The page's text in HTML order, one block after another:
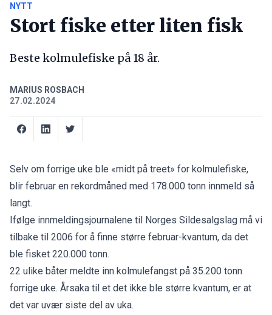
NYTT
Stort fiske etter liten fisk
Beste kolmulefiske på 18 år.
MARIUS ROSBACH
27.02.2024
Selv om forrige uke ble «midt på treet» for kolmulefiske,
blir februar en rekordmåned med 178.000 tonn innmeld så
langt.
Ifølge innmeldingsjournalene til Norges Sildesalgslag må vi
tilbake til 2006 for å finne større februar-kvantum, da det
ble fisket 220.000 tonn.
22 ulike båter meldte inn kolmulefangst på 35.200 tonn
forrige uke. Årsaka til et det ikke ble større kvantum, er at
det var uvær siste del av uka.